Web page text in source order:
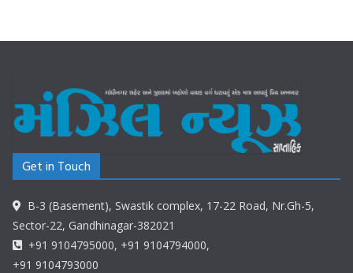
Get in Touch
B-3 (Basement), Swastik complex, 17-22 Road, Nr.Gh-5,
Sector-22, Gandhinagar-382021
+91 9104795000, +91 9104794000,
+91 9104793000